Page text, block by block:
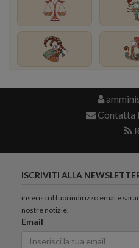
Contatta
ISCRIVITI ALLA
inserisci il tuoi indirizzo emai e
nostre notizie.
Email